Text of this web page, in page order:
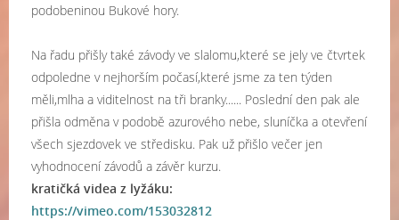
podobeninou Bukové hory.
Na řadu přišly také závody ve slalomu,které se jely ve čtvrtek
odpoledne v nejhorším počasí,které jsme za ten týden
měli,mlha a viditelnost na tři branky...... Poslední den pak ale
přišla odměna v podobě azurového nebe, sluníčka a otevření
všech sjezdovek ve středisku. Pak už přišlo večer jen
vyhodnocení závodů a závěr kurzu.
kratičká videa z lyžáku:
https://vimeo.com/153032812